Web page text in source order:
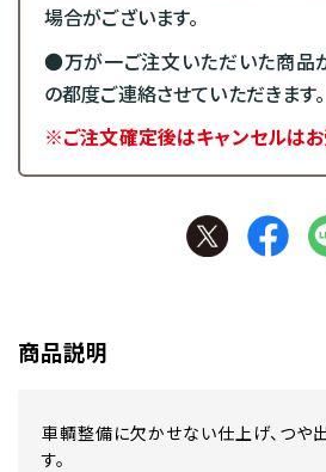
場合がございます。
●万が一ご注文いただいた商品
の都度ご連絡させていただきます。
※ご注文確定後はキャンセルはお
商品説明
車輌整備に欠かせない仕上げ、つや
す。